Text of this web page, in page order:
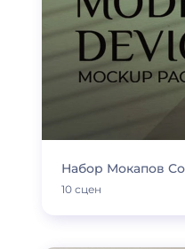
Набор Мокапов
10 сцен